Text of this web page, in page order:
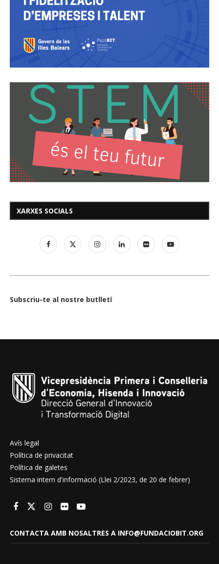
XARXES SOCIALS
Subscriu-te al nostre butlletí
Avís legal
Política de privacitat
Política de galetes
Sistema intern d'informació (Llei 2/2023, de 20 de febrer)
CONTACTA AMB NOSALTRES A INFO@FUNDACIOBIT.ORG